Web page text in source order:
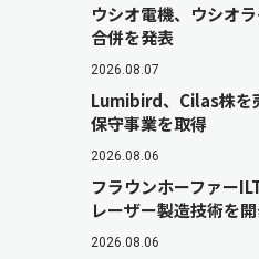
ウシオ電機、ウシオ
合併を発表
2026.08.07
Lumibird、Cilas株を
保守事業を取得
2026.08.06
フラウンホーファー
レーザー製造技術を
2026.08.06